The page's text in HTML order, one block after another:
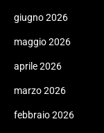
giugno 2026
maggio 2026
aprile 2026
marzo 2026
febbraio 2026